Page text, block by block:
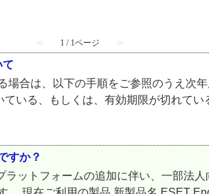
≪ 1 / 1ページ ≫
て
合は、以下の手順をご参照のうえ次
いる、もしくは、有効期限が切れて
すか？
ットフォームの追加に伴い、一部法